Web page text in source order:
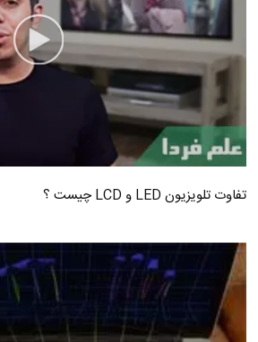
تفاوت تلویزیون LED و LCD چیست ؟